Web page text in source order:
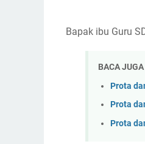
Bapak ibu Guru
BACA JUGA
Prota
Prota
Prota